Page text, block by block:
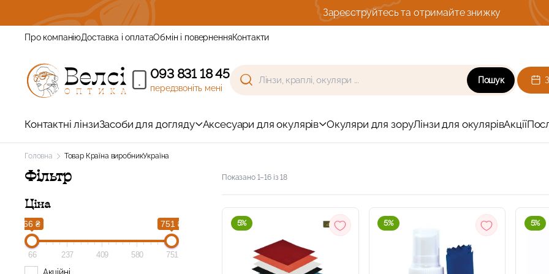
знижку Комплексна діагности зору з підбором окулярів
Про компаніюДоставка і оплатаОбмін і поверненняКонтакти
093 831 18 45
передзвоніть мені
Пошук
Контактні лінзиЗасоби для догляду Аксесуари для окулярів Окуляри для зоруЛінзи для окулярівАкції
Головна Товар Країна виробникУкраїна
Показано 1–16 із 18
5% 5% 5%
Фільтр
Ціна
66 ₴ 751 ₴
66 237 409 580 751
Акційні